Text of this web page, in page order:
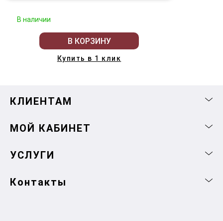
В наличии
В КОРЗИНУ
Купить в 1 клик
КЛИЕНТАМ
МОЙ КАБИНЕТ
УСЛУГИ
Контакты